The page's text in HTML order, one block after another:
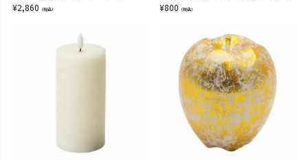
¥2,860 （税込）
¥800 （税込）